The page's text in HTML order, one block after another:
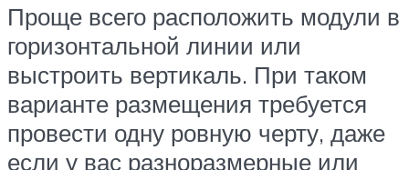
Проще всего расположить модули в
горизонтальной линии или
выстроить вертикаль. При таком
варианте размещения требуется
провести одну ровную черту, даже
если у вас разноразмерные или